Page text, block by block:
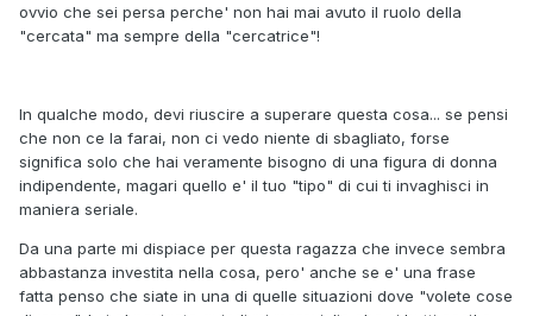
ovvio che sei persa perche' non hai mai avuto il ruolo della
"cercata" ma sempre della "cercatrice"!
In qualche modo, devi riuscire a superare questa cosa... se pensi
che non ce la farai, non ci vedo niente di sbagliato, forse
significa solo che hai veramente bisogno di una figura di donna
indipendente, magari quello e' il tuo "tipo" di cui ti invaghisci in
maniera seriale.
Da una parte mi dispiace per questa ragazza che invece sembra
abbastanza investita nella cosa, pero' anche se e' una frase
fatta penso che siate in una di quelle situazioni dove "volete cose